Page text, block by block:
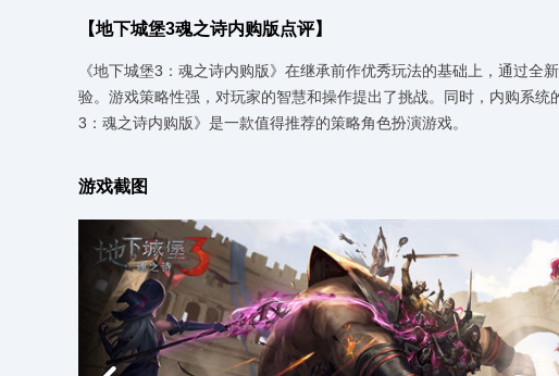
【地下城堡3魂之诗内购版点评】
《地下城堡3：魂之诗内购版》在继承前作优秀玩法的基础上，通过
验。游戏策略性强，对玩家的智慧和操作提出了挑战。同时，内购系
3：魂之诗内购版》是一款值得推荐的策略角色扮演游戏。
游戏截图